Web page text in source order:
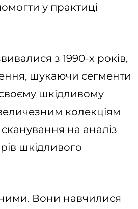
у практиці
з 1990-х років,
шукаючи сегменти
шкідливому
колекціям
на аналіз
шкідливого
Вони навчилися